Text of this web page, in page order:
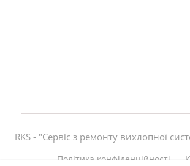
RKS - "Сервіс з ремонту вихлопної
Політика конфіденційності